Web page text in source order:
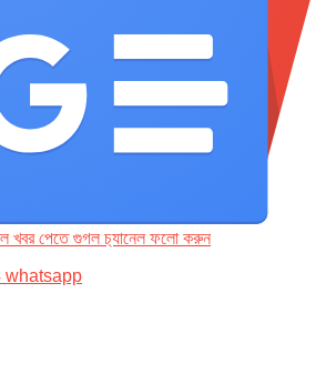
খবর পেতে গুগল চ‌্যানেল ফলো করুন